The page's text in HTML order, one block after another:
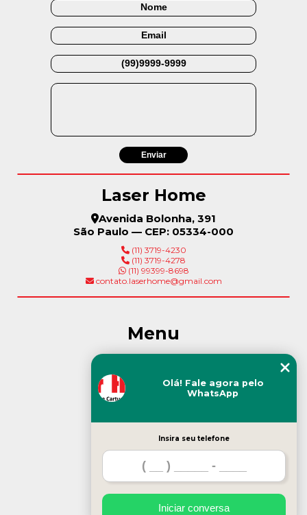
Laser Home
Avenida Bolonha, 391
São Paulo — CEP: 05334-000
(11) 3719-4230
(11) 3719-4278
(11) 99399-8698
contato.laserhome@gmail.com
Menu
Servicos
Blog
Contato
Olá! Fale agora pelo
WhatsApp
Insira seu telefone
Iniciar conversa